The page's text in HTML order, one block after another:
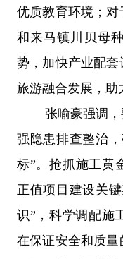
优质教育环境；对
和来马镇川贝母
势，加快产业配
旅游融合发展，助
张喻豪强调
强隐患排查整治
标”。抢抓施工黄
正值项目建设关
识”，科学调配施
在保证安全和质